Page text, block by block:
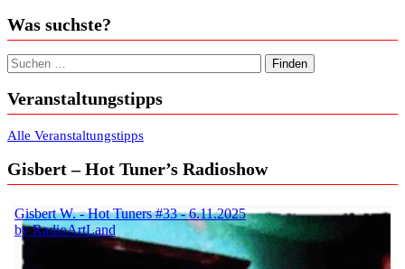
Was suchste?
Suchen nach:
Veranstaltungstipps
Alle Veranstaltungstipps
Gisbert – Hot Tuner’s Radioshow